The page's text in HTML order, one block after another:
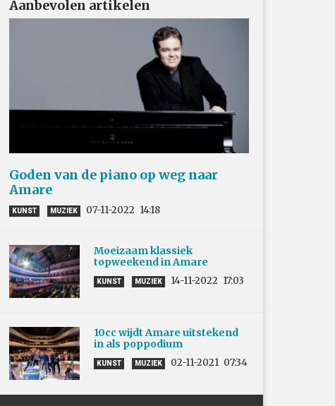
Aanbevolen artikelen
Goden van de piano op weg naar
Amare
KUNST MUZIEK 07-11-2022 14:18
Moeizaam klassiek
topweekend in Amare
KUNST MUZIEK 14-11-2022 17:03
10cc wijdt Amare uitstekend
in als poppodium
KUNST MUZIEK 02-11-2021 07:34